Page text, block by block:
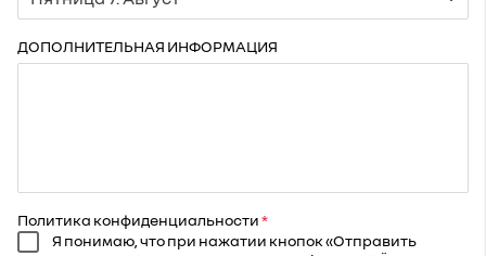
ДОПОЛНИТЕЛЬНАЯ ИНФОРМАЦИЯ
Политика конфиденциальности
Я понимаю, что при нажатии кнопок «Отправить